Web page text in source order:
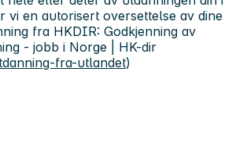
vi en autorisert oversettelse av dine
fra HKDIR: Godkjenning av
- jobb i Norge | HK-dir
fra-utlandet)